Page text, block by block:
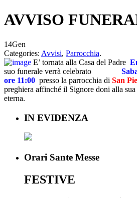
AVVISO
14Gen
Categories: Avvisi, Parrocchia.
E’ tornata alla Casa del Padre
suo funerale verrà celebrato
Sabato
ore 11:00 presso la parrocchia di San
preghiera affinché il Signore doni alla
eterna.
IN EVIDENZA
Orari Sante Messe
FESTIVE